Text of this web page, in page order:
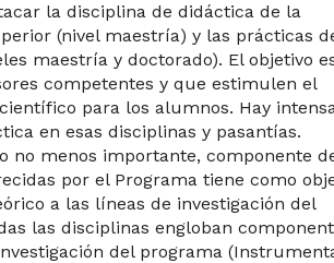
la disciplina de didáctica de la
(nivel maestría) y las prácticas
maestría y doctorado). El objetivo
competentes y que estimulen el
para los alumnos. Hay
en esas disciplinas y pasantías.
no menos importante, componente
por el Programa tiene como
a las líneas de investigación del
las disciplinas engloban
del programa